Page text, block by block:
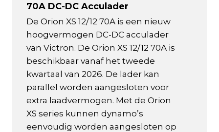
70A DC-DC Acculader
De Orion XS 12/12 70A is een nieuw
hoogvermogen DC-DC acculader
van Victron. De Orion XS 12/12 70A is
beschikbaar vanaf het tweede
kwartaal van 2026. De lader kan
parallel worden aangesloten voor
extra laadvermogen. Met de Orion
XS series kunnen dynamo’s
eenvoudig worden aangesloten op